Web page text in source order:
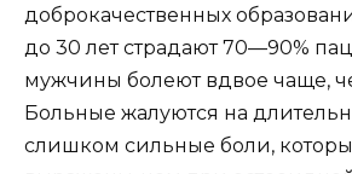
доброкачественных
до 30 лет страдают 70—90%
мужчины болеют вдвое чаще,
Больные жалуются на
слишком сильные боли,